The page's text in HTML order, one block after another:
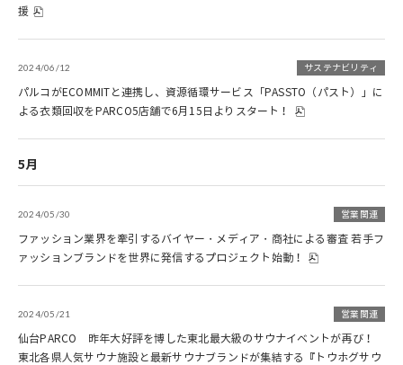
援
2024/06/12 サステナビリティ
パルコがECOMMITと連携し、資源循環サービス「PASSTO（パスト）」に
よる衣類回収をPARCO5店舗で6月15日よりスタート！
5月
2024/05/30 営業関連
ファッション業界を牽引するバイヤー・メディア・商社による審査 若手フ
ァッションブランドを世界に発信するプロジェクト始動！
2024/05/21 営業関連
仙台PARCO 昨年大好評を博した東北最大級のサウナイベントが再び！
東北各県人気サウナ施設と最新サウナブランドが集結する『トウホグサウ